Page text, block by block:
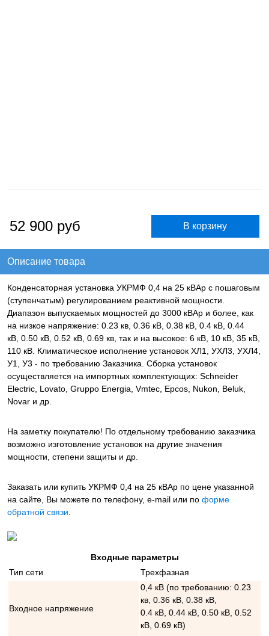
52 900 руб
Описание товара
Конденсаторная установка УКРМФ 0,4 на 25 кВАр с пошаговым
(ступенчатым) регулированием реактивной мощности.
Диапазон выпускаемых мощностей до 3000 кВАр и более, как
на низкое напряжение: 0.23 кв, 0.36 кВ, 0.38 кВ, 0.4 кВ, 0.44
кВ, 0.50 кВ, 0.52 кВ, 0.69 кв, так и на высокое: 6 кВ, 10 кВ, 35 кВ,
110 кВ. Климатическое исполнение установок ХЛ1, УХЛ3, УХЛ4,
У1, У3 - по требованию Заказчика. Сборка установок
осуществляется на импортных комплектующих: Schneider
Electric, Lovato, Gruppo Energia, Vmtec, Epcos, Nukon, Beluk,
Novar и др.
На заметку покупателю! По отдельному требованию заказчика
возможно изготовление установок на другие значения
мощности, степени защиты и др.
Заказать или купить УКРМФ 0,4 на 25 кВАр по цене указанной
на сайте, Вы можете по телефону, e-mail или по форме
обратной связи.
Входные параметры
Тип сети
Трехфазная
Входное напряжение
0,4 кВ (по требованию: 0.23
кв, 0.36 кВ, 0.38 кВ,
0.4 кВ, 0.44 кВ, 0.50 кВ, 0.52
кВ, 0.69 кВ)